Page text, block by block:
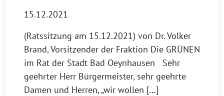
15.12.2021
(Ratssitzung am 15.12.2021) von Dr. Volker
Brand, Vorsitzender der Fraktion Die GRÜNEN
im Rat der Stadt Bad Oeynhausen Sehr
geehrter Herr Bürgermeister, sehr geehrte
Damen und Herren, „wir wollen […]